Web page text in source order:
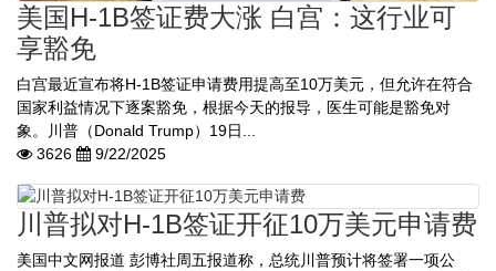
美国H-1B签证费大涨 白宫：这行业可
享豁免
白宫最近宣布将H-1B签证申请费用提高至10万美元，但允许在符合
国家利益情况下逐案豁免，根据今天的报导，医生可能是豁免对
象。川普（Donald Trump）19日...
3626
9/22/2025
川普拟对H-1B签证开征10万美元申请费
美国中文网报道 彭博社周五报道称，总统川普预计将签署一项公